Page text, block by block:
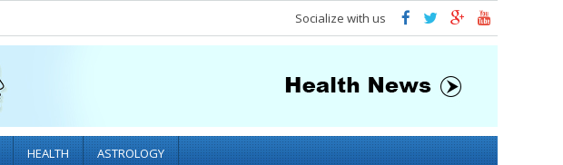
Socialize with us
HEALTH ASTROLOGY